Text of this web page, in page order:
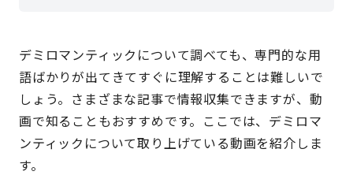
デミロマンティックについて調べても、専門的な用
語ばかりが出てきてすぐに理解することは難しいで
しょう。さまざまな記事で情報収集できますが、動
画で知ることもおすすめです。ここでは、デミロマ
ンティックについて取り上げている動画を紹介しま
す。